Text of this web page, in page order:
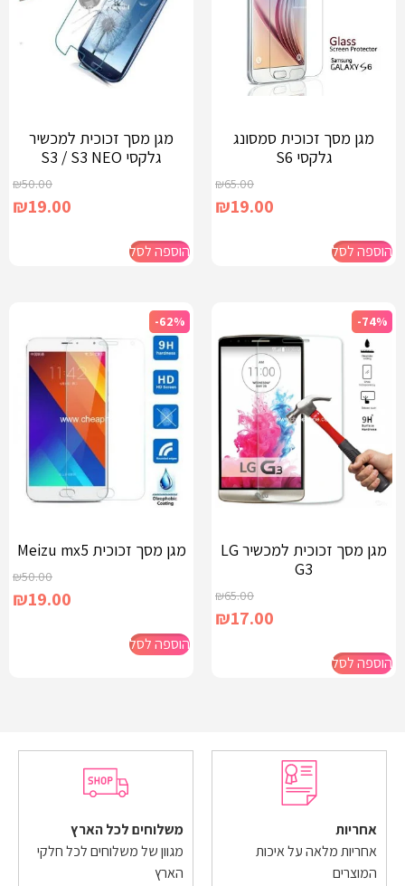
מגן מסך זכוכית סמסונג
גלקסי S6
₪65.00
₪19.00
הוספה לסל
מגן מסך זכוכית למכשיר
גלקסי S3 / S3 NEO
₪50.00
₪19.00
הוספה לסל
-74%
מגן מסך זכוכית למכשיר LG
G3
₪65.00
₪17.00
הוספה לסל
-62%
מגן מסך זכוכית Meizu mx5
₪50.00
₪19.00
הוספה לסל
אחריות
אחריות מלאה על איכות
המוצרים
משלוחים לכל הארץ
מגוון של משלוחים לכל חלקי
הארץ